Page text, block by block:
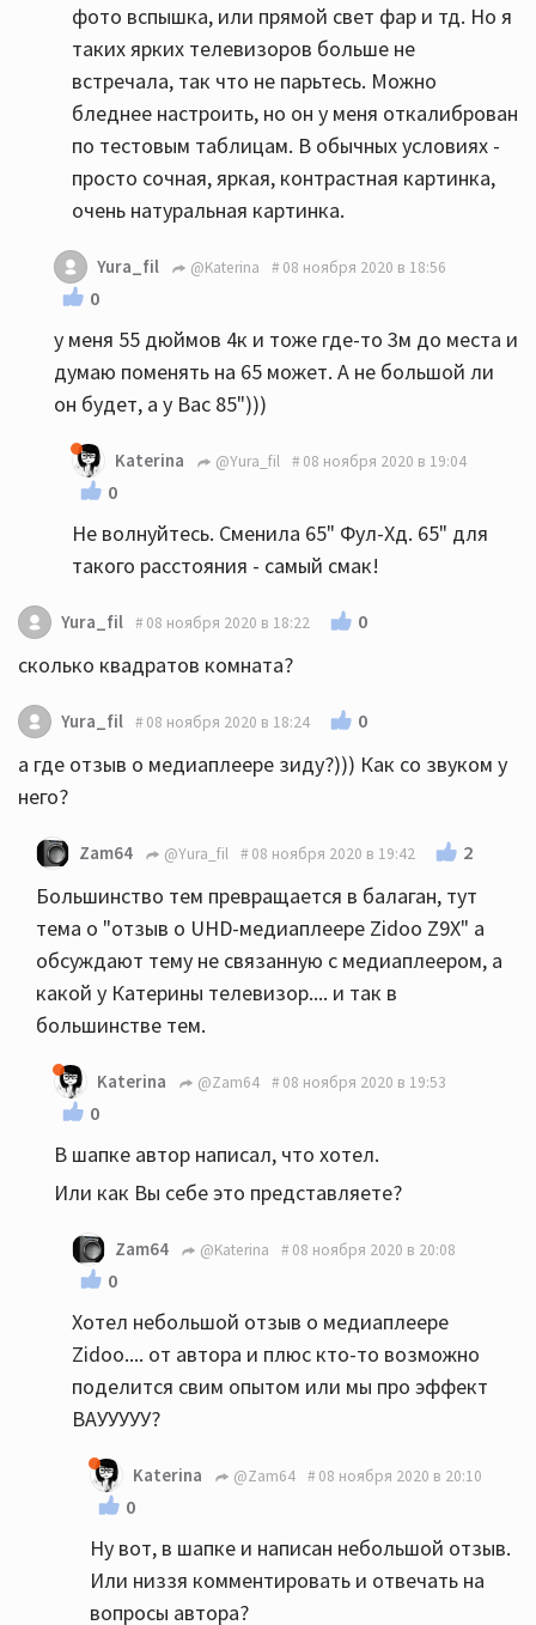
фото вспышка, или прямой свет фар и тд. Но я
таких ярких телевизоров больше не
встречала, так что не парьтесь. Можно
бледнее настроить, но он у меня откалиброван
по тестовым таблицам. В обычных условиях -
просто сочная, яркая, контрастная картинка,
очень натуральная картинка.
Yura_fil @Katerina 08 ноября 2020 в 18:56
0
у меня 55 дюймов 4к и тоже где-то 3м до места и
думаю поменять на 65 может. А не большой ли
он будет, а у Вас 85")))
Katerina @Yura_fil 08 ноября 2020 в 19:04
0
Не волнуйтесь. Сменила 65" Фул-Хд. 65" для
такого расстояния - самый смак!
Yura_fil 08 ноября 2020 в 18:22 0
сколько квадратов комната?
Yura_fil 08 ноября 2020 в 18:24 0
а где отзыв о медиаплеере зиду?))) Как со звуком у
него?
Zam64 @Yura_fil 08 ноября 2020 в 19:42 2
Большинство тем превращается в балаган, тут
тема о "отзыв о UHD-медиаплеере Zidoo Z9X" а
обсуждают тему не связанную с медиаплеером, а
какой у Катерины телевизор.... и так в
большинстве тем.
Katerina @Zam64 08 ноября 2020 в 19:53
0
В шапке автор написал, что хотел.
Или как Вы себе это представляете?
Zam64 @Katerina 08 ноября 2020 в 20:08
0
Хотел небольшой отзыв о медиаплеере
Zidoo.... от автора и плюс кто-то возможно
поделится свим опытом или мы про эффект
ВАУУУУУ?
Katerina @Zam64 08 ноября 2020 в 20:10
0
Ну вот, в шапке и написан небольшой отзыв.
Или низзя комментировать и отвечать на
вопросы автора?